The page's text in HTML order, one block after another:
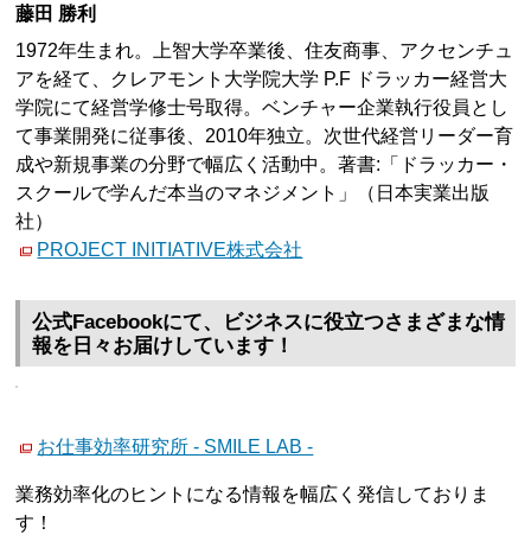
藤田 勝利
1972年生まれ。上智大学卒業後、住友商事、アクセンチュ
アを経て、クレアモント大学院大学 P.F ドラッカー経営大
学院にて経営学修士号取得。ベンチャー企業執行役員とし
て事業開発に従事後、2010年独立。次世代経営リーダー育
成や新規事業の分野で幅広く活動中。著書:「ドラッカー・
スクールで学んだ本当のマネジメント」（日本実業出版
社）
PROJECT INITIATIVE株式会社
公式Facebookにて、ビジネスに役立つさまざまな情
報を日々お届けしています！
お仕事効率研究所 - SMILE LAB -
業務効率化のヒントになる情報を幅広く発信しておりま
す！